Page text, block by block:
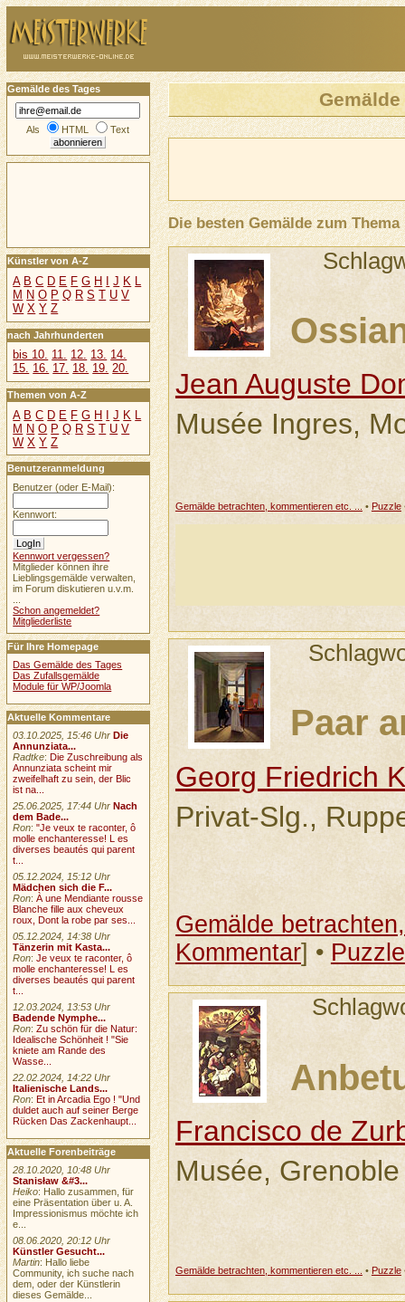
Die besten Gemälde zum Thema
Jean Auguste
Musée Ingres,
Gemälde betrachten, kommentieren etc. ... • Puzzle
Paar
Georg Friedrich
Privat-Slg.,
Gemälde
Kommentar] • Puzzle
Francisco de
Musée, Grenoble
Gemälde betrachten, kommentieren etc. ... • Puzzle
Gemälde des Tages
Als HTML Text
Künstler von A-Z
A B C D E F G H J K L
M N O P Q R S T U V
W X Y Z
nach Jahrhunderten
bis 10. 11. 12. 13. 14.
15. 16. 17. 18. 19. 20.
Themen von A-Z
A B C D E F G H I J K L
M N O P Q R S T U V
W X Y Z
Benutzeranmeldung
Benutzer (oder E-Mail):
Kennwort:
Kennwort vergessen?
Mitglieder können ihre
Lieblingsgemälde verwalten,
im Forum diskutieren u.v.m.
Schon angemeldet?
Mitgliederliste
Für Ihre Homepage
Das Gemälde des Tages
Das Zufallsgemälde
Module für WP/Joomla
Aktuelle Kommentare
03.10.2025, 15:46 Uhr Die
Annunziata...
Radtke: Die Zuschreibung als
Annunziata scheint mir
zweifelhaft zu sein, der Blic
ist na...
25.06.2025, 17:44 Uhr Nach
dem Bade...
Ron:"Je veux te raconter, ô
molle enchanteresse! L es
diverses beautés qui parent
t...
05.12.2024, 15:12 Uhr
Mädchen sich die F...
Ron:À une Mendiante rousse
Blanche fille aux cheveux
roux, Dont la robe par ses...
05.12.2024, 14:38 Uhr
Tänzerin mit Kasta...
Ron:Je veux te raconter, ô
molle enchanteresse! L es
diverses beautés qui parent
t...
12.03.2024, 13:53 Uhr
Badende Nymphe...
Ron:Zu schön für die Natur:
Idealische Schönheit ! "Sie
kniete am Rande des
Wasse...
22.02.2024, 14:22 Uhr
Italienische Lands...
Ron:Et in Arcadia Ego ! "Und
duldet auch auf seiner Berge
Rücken Das Zackenhaupt...
Aktuelle Forenbeiträge
28.10.2020, 10:48 Uhr
Stanisław &#3...
Heiko: Hallo zusammen, für
eine Präsentation über u. A.
Impressionismus möchte ich
e...
08.06.2020, 20:12 Uhr
Künstler Gesucht...
Martin: Hallo liebe
Community, ich suche nach
dem, oder der Künstlerin
dieses Gemälde...